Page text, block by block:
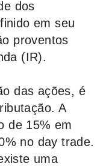
dos
em seu
proventos
(IR).
das ações, é
A
de 15% em
no day trade.
uma